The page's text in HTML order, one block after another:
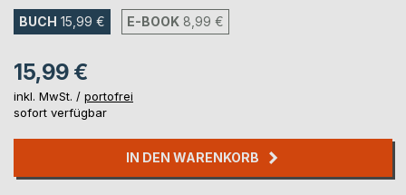
BUCH 15,99 € E-BOOK 8,99 €
15,99 €
inkl. MwSt. / portofrei
sofort verfügbar
IN DEN WARENKORB